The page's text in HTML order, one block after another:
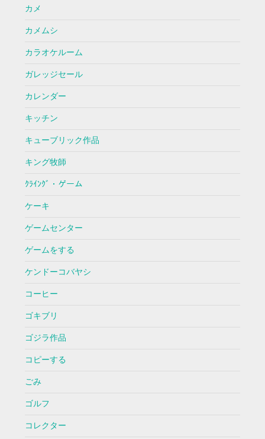
カメ
カメムシ
カラオケルーム
ガレッジセール
カレンダー
キッチン
キューブリック作品
キング牧師
ｸﾗｲﾝｸﾞ・ゲーム
ケーキ
ゲームセンター
ゲームをする
ケンドーコバヤシ
コーヒー
ゴキブリ
ゴジラ作品
コピーする
ごみ
ゴルフ
コレクター